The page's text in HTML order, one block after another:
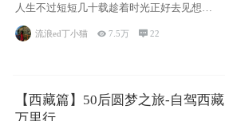
人生不过短短几十载趁着时光正好去见想见
流浪ed丁小猫 7.5万 22
【西藏篇】50后圆梦之旅-自驾西藏